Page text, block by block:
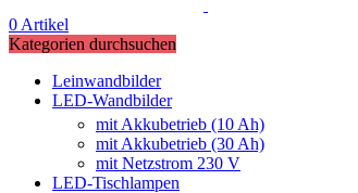
0 Artikel
Kategorien durchsuchen
Leinwandbilder
LED-Wandbilder
mit Akkubetrieb (10 Ah)
mit Akkubetrieb (30 Ah)
mit Netzstrom 230 V
LED-Tischlampen